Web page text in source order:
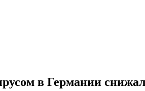
в Германии